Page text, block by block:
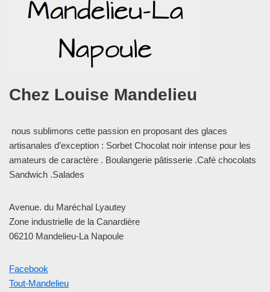
Chez Louise Mandelieu
nous sublimons cette passion en ⁩⁦proposant des glaces
artisanales d’exception⁩⁦ : Sorbet Chocolat noir intense pour les
amateurs de caractère . Boulangerie pâtisserie .Café chocolats
Sandwich .Salades
Avenue. du Maréchal Lyautey
Zone industrielle de la Canardière
06210 Mandelieu-La Napoule
Facebook
Tout-Mandelieu